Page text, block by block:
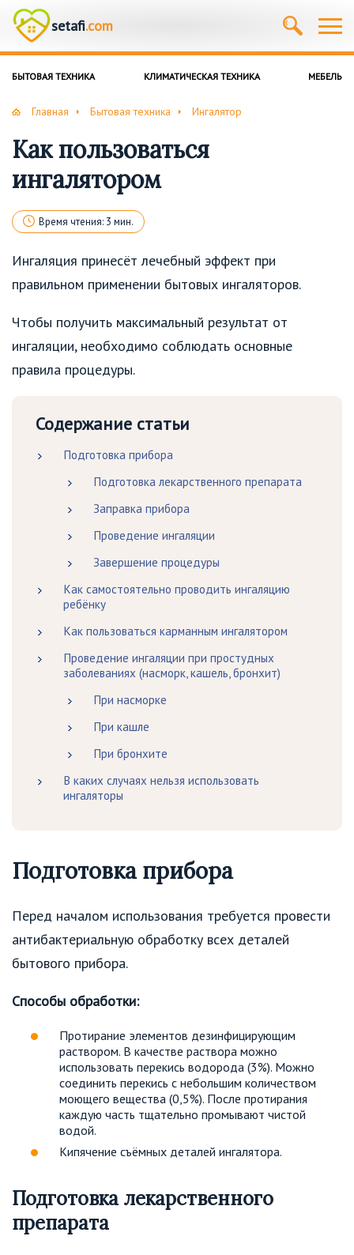
setafi.com
БЫТОВАЯ ТЕХНИКА КЛИМАТИЧЕСКАЯ ТЕХНИКА МЕБЕЛЬ
Главная Бытовая техника Ингалятор
Как пользоваться
ингалятором
Время чтения: 3 мин.
Ингаляция принесёт лечебный эффект при
правильном применении бытовых ингаляторов.
Чтобы получить максимальный результат от
ингаляции, необходимо соблюдать основные
правила процедуры.
Содержание статьи
Подготовка прибора
Подготовка лекарственного препарата
Заправка прибора
Проведение ингаляции
Завершение процедуры
Как самостоятельно проводить ингаляцию
ребёнку
Как пользоваться карманным ингалятором
Проведение ингаляции при простудных
заболеваниях (насморк, кашель, бронхит)
При насморке
При кашле
При бронхите
В каких случаях нельзя использовать
ингаляторы
Подготовка прибора
Перед началом использования требуется провести
антибактериальную обработку всех деталей
бытового прибора.
Способы обработки:
Протирание элементов дезинфицирующим
раствором. В качестве раствора можно
использовать перекись водорода (3%). Можно
соединить перекись с небольшим количеством
моющего вещества (0,5%). После протирания
каждую часть тщательно промывают чистой
водой.
Кипячение съёмных деталей ингалятора.
Подготовка лекарственного
препарата